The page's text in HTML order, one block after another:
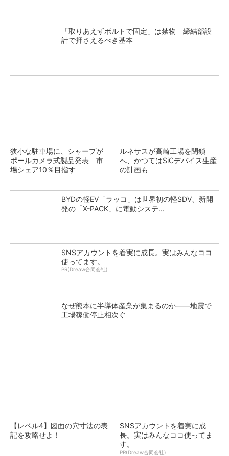
「取りあえずボルトで固定」は禁物 締結部設
計で押さえるべき基本
狭小な駐車場に、シャープが
ポールカメラ式製品発表 市
場シェア10％目指す
ルネサスが高崎工場を閉鎖
へ、かつてはSiCデバイス生産
の計画も
BYDの軽EV「ラッコ」は世界初の軽SDV、新開
発の「X-PACK」に電動システ...
SNSアカウントを着実に成長。実はみんなココ
使ってます。
PR(Dreaw合同会社)
なぜ熊本に半導体産業が集まるのか――地震で
工場稼働停止相次ぐ
【レベル4】図面の穴寸法の表
記を攻略せよ！
SNSアカウントを着実に成
長。実はみんなココ使ってま
す。
PR(Dreaw合同会社)